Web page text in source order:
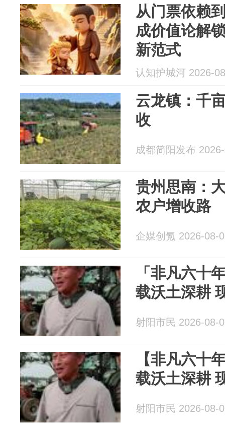
从门票依赖
成价值论解
新范式
认知护城河 2026-
云龙镇：千
收
成都简阳发布
贵州思南：
农户增收路
企媒创氪 2026-08-
「非凡六十
载沃土深耕
射阳市民 2026-08-
【非凡六十
载沃土深耕
射阳市民 2026-08-